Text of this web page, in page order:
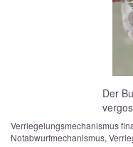
Der
Verriegelungsmechanismus
Notabwurfmechanismus,